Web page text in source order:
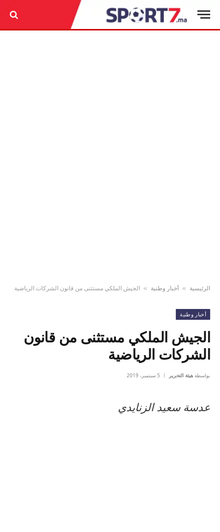
الرئيسية » أخبار وطنية » الجيش الملكي مستثنى من قانون الشركات الرياضية
أخبار وطنية
الجيش الملكي مستثنى من قانون
الشركات الرياضية
بواسطة هيئة التحرير 5 سبتمبر، 2019
عدسة سعيد الزنايدي